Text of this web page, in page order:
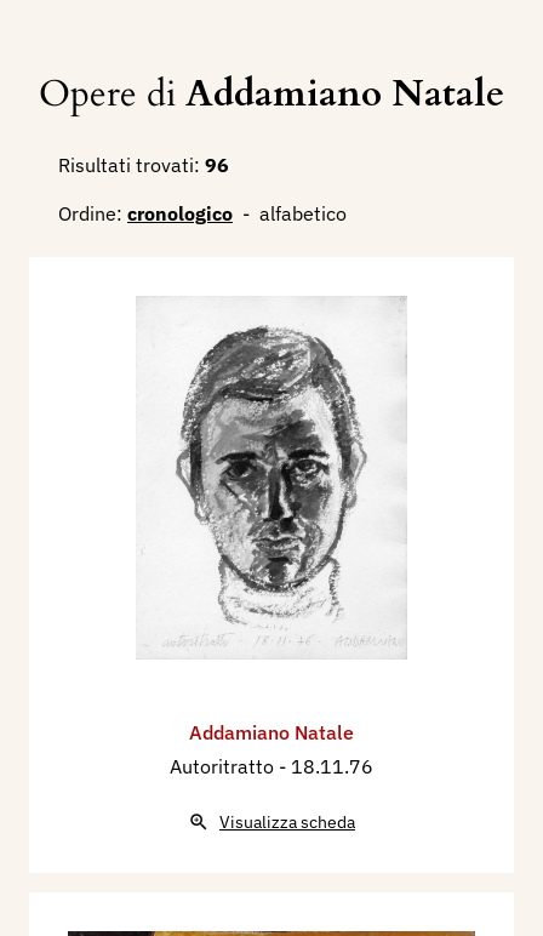
Opere diAddamiano Natale
Risultati trovati: 96
Ordine: cronologico - alfabetico
Addamiano Natale
Autoritratto - 18.11.76
Visualizza scheda